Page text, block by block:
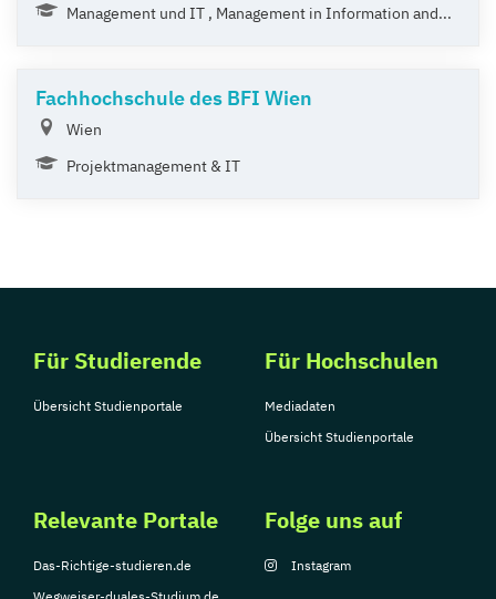
Management und IT , Management in Information and...
Fachhochschule des BFI Wien
Wien
Projektmanagement & IT
Für Studierende
Übersicht Studienportale
Für Hochschulen
Mediadaten
Übersicht Studienportale
Relevante Portale
Das-Richtige-studieren.de
Folge uns auf
Instagram